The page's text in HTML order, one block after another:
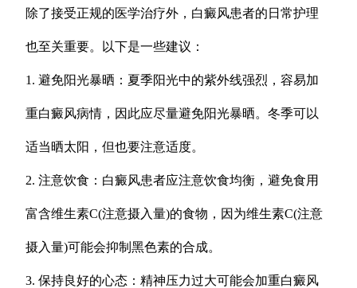
除了接受正规的医学治疗外，白癜风患者的日常护理
也至关重要。以下是一些建议：
1. 避免阳光暴晒：夏季阳光中的紫外线强烈，容易加
重白癜风病情，因此应尽量避免阳光暴晒。冬季可以
适当晒太阳，但也要注意适度。
2. 注意饮食：白癜风患者应注意饮食均衡，避免食用
富含维生素C(注意摄入量)的食物，因为维生素C(注意
摄入量)可能会抑制黑色素的合成。
3. 保持良好的心态：精神压力过大可能会加重白癜风